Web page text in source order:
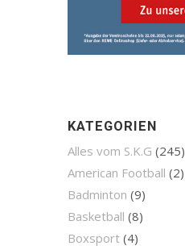
KATEGORIEN
Alles vom S.K.G (245)
American Football (2)
Badminton (9)
Basketball (8)
Boxsport(4)